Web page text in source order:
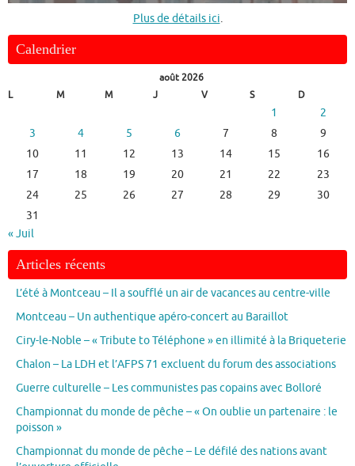
Plus de détails ici.
Calendrier
août 2026
L
M M J V S D
1
2
3
4 5 6 7 8
9
10
11 12 13 14 15
16
17
18 19 20 21 22
23
24
25 26 27 28 29
30
31
« Juil
Articles récents
L’été à Montceau – Il a soufflé un air de vacances au centre-ville
Montceau – Un authentique apéro-concert au Baraillot
Ciry-le-Noble – « Tribute to Téléphone » en illimité à la Briqueterie
Chalon – La LDH et l’AFPS 71 excluent du forum des associations
Guerre culturelle – Les communistes pas copains avec Bolloré
Championnat du monde de pêche – « On oublie un partenaire : le
poisson »
Championnat du monde de pêche – Le défilé des nations avant